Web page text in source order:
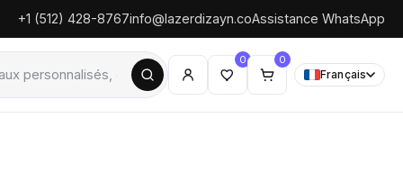
+1 (512) 428-8767info@lazerdizayn.coAssistance WhatsApp
0 0
Français